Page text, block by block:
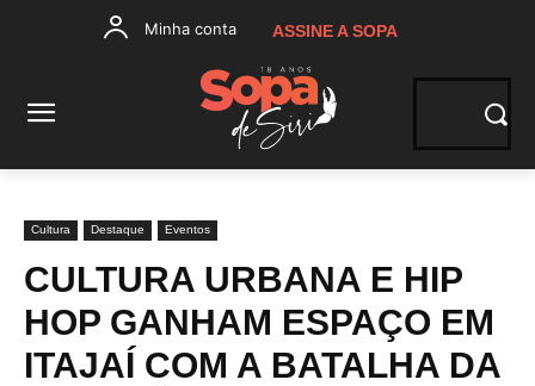
Minha conta ASSINE A SOPA
Cultura Destaque Eventos
CULTURA URBANA E HIP
HOP GANHAM ESPAÇO EM
ITAJAÍ COM A BATALHA DA